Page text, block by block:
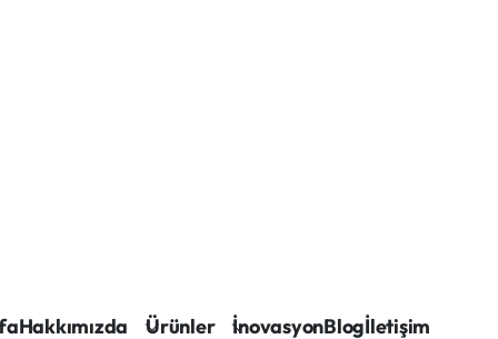
Hakkımızda Ürünler İnovasyonBlogİletişim